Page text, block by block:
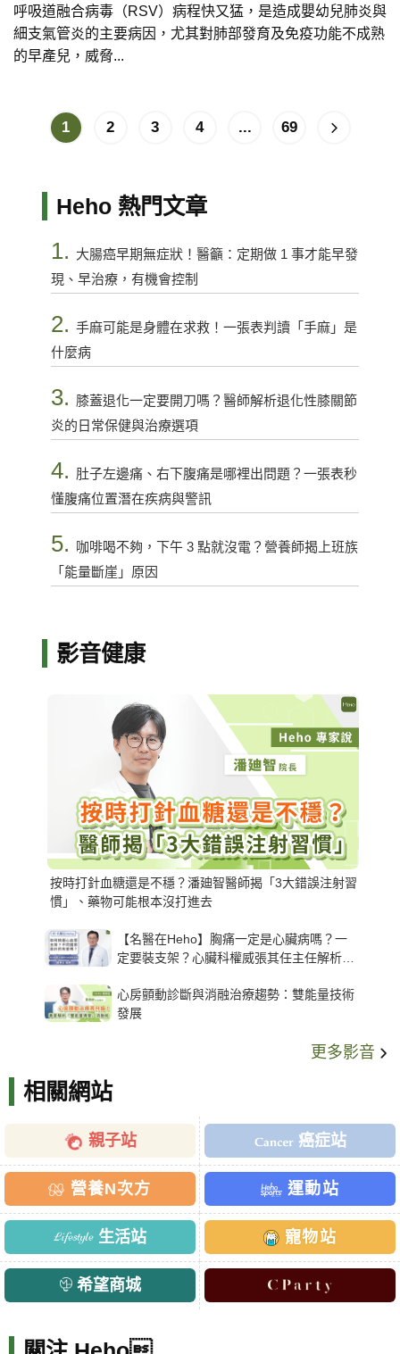
呼吸道融合病毒（RSV）病程快又猛，是造成嬰幼兒肺炎與
細支氣管炎的主要病因，尤其對肺部發育及免疫功能不成熟
的早產兒，威脅...
1 2 3 4 ... 69
Heho 熱門文章
1. 大腸癌早期無症狀！醫籲：定期做 1 事才能早發
現、早治療，有機會控制
2. 手麻可能是身體在求救！一張表判讀「手麻」是
什麼病
3. 膝蓋退化一定要開刀嗎？醫師解析退化性膝關節
炎的日常保健與治療選項
4. 肚子左邊痛、右下腹痛是哪裡出問題？一張表秒
懂腹痛位置潛在疾病與警訊
5.
咖啡喝不夠，下午 3 點就沒電？營養師揭上班族
「能量斷崖」原因
影音健康
按時打針血糖還是不穩？潘廸智醫師揭「3大錯誤注射習
慣」、藥物可能根本沒打進去
【名醫在Heho】胸痛一定是心臟病嗎？一
定要裝支架？心臟科權威張其任主任解析支
心房顫動診斷與消融治療趨勢：雙能量技術
發展
更多影音
相關網站
親子站 癌症站
營養N次方 運動站
生活站 寵物站
希望商城